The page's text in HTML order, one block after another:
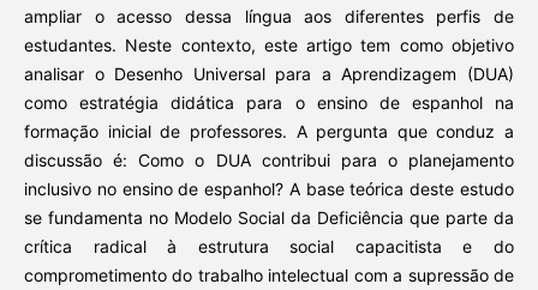
ampliar o acesso dessa língua aos diferentes perfis de
estudantes. Neste contexto, este artigo tem como objetivo
analisar o Desenho Universal para a Aprendizagem (DUA)
como estratégia didática para o ensino de espanhol na
formação inicial de professores. A pergunta que conduz a
discussão é: Como o DUA contribui para o planejamento
inclusivo no ensino de espanhol? A base teórica deste estudo
se fundamenta no Modelo Social da Deficiência que parte da
crítica radical à estrutura social capacitista e do
comprometimento do trabalho intelectual com a supressão de